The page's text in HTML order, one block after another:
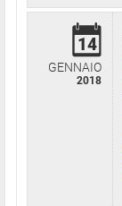
14
GENNAIO
2018